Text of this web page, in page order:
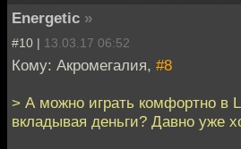
Energetic »
#10 | 13.03.17 06:52
Кому: Акромегалия, #8
> А можно играть комфортно в
вкладывая деньги? Давно уже